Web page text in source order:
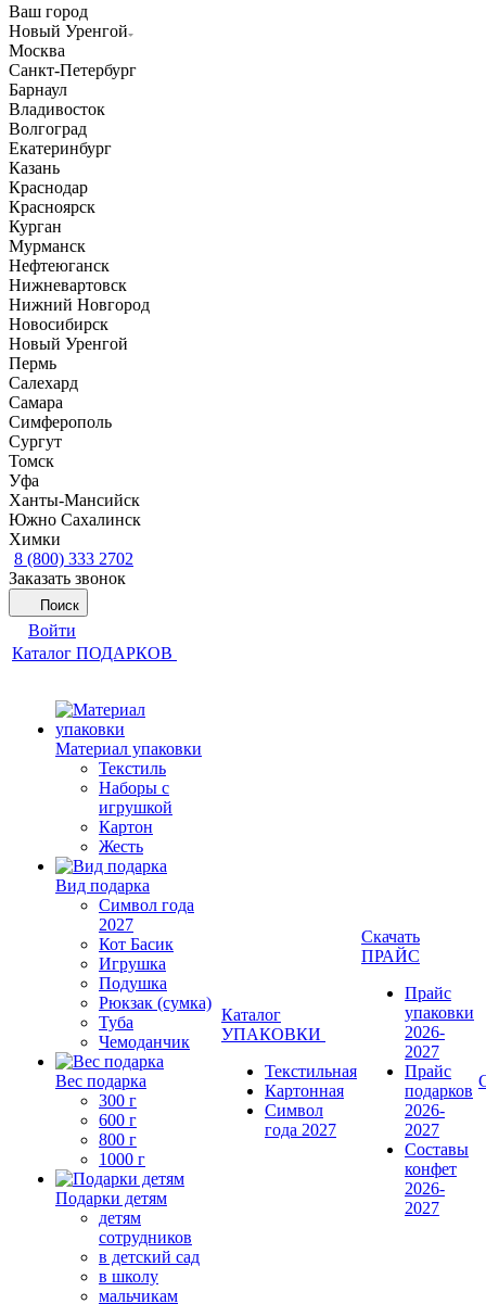
Ваш город
Новый Уренгой
Москва
Санкт-Петербург
Барнаул
Владивосток
Волгоград
Екатеринбург
Казань
Краснодар
Красноярск
Курган
Мурманск
Нефтеюганск
Нижневартовск
Нижний Новгород
Новосибирск
Новый Уренгой
Пермь
Салехард
Самара
Симферополь
Сургут
Томск
Уфа
Ханты-Мансийск
Южно Сахалинск
Химки
8 (800) 333 2702
Заказать звонок
Поиск
Войти
Каталог ПОДАРКОВ
Материал упаковки
Текстиль
Наборы с
игрушкой
Картон
Жесть
Вид подарка
Символ года
2027
Кот Басик
Игрушка
Подушка
Рюкзак (сумка)
Туба
Чемоданчик
Вес подарка
300 г
600 г
800 г
1000 г
Подарки детям
детям
сотрудников
в детский сад
в школу
мальчикам
Каталог
УПАКОВКИ
Текстильная
Картонная
Символ
года 2027
Скачать
ПРАЙС
Прайс
упаковки
2026-
2027
Прайс
подарков
2026-
2027
Составы
конфет
2026-
2027